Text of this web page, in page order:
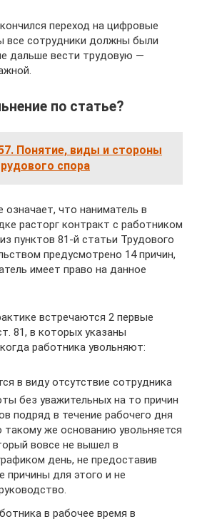
переход на цифровые
все сотрудники должны были
дальше вести трудовую —
по статье?
Понятие, виды и стороны
спора
означает, что наниматель в
расторг контракт с работником
пунктов 81-й статьи Трудового
предусмотрено 14 причин,
имеет право на данное
встречаются 2 первые
81, в которых указаны
работника увольняют:
в виду отсутствие сотрудника
без уважительных на то причин
подряд в течение рабочего дня
же основанию увольняется
вовсе не вышел в
день, не предоставив
причины для этого и не
в рабочее время в